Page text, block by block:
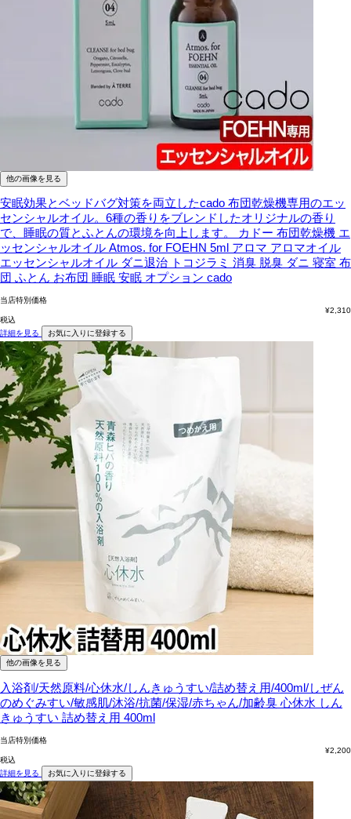
他の画像を見る
安眠効果とベッドバグ対策を両立したcado 布団乾燥機専用のエッ
センシャルオイル。6種の香りをブレンドしたオリジナルの香り
で、睡眠の質とふとんの環境を向上します。
カドー 布団乾燥機 エ
ッセンシャルオイル Atmos. for FOEHN 5ml アロマ アロマオイル
エッセンシャルオイル ダニ退治 トコジラミ 消臭 脱臭 ダニ 寝室 布
団 ふとん お布団 睡眠 安眠 オプション cado
当店特別価格
¥2,310
税込
詳細を見る
お気に入りに登録する
他の画像を見る
入浴剤/天然原料/心休水/しんきゅうすい/詰め替え用/400ml/しぜん
のめぐみすい/敏感肌/沐浴/抗菌/保湿/赤ちゃん/加齢臭 心休水 しん
きゅうすい 詰め替え用 400ml
当店特別価格
¥2,200
税込
詳細を見る
お気に入りに登録する